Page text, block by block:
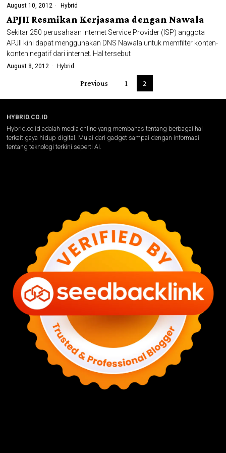
August 10, 2012 Hybrid
APJII Resmikan Kerjasama dengan Nawala
Sekitar 250 perusahaan Internet Service Provider (ISP) anggota
APJII kini dapat menggunakan DNS Nawala untuk memfilter konten-
konten negatif dari internet. Hal tersebut
August 8, 2012 Hybrid
Previous 1 2
HYBRID.CO.ID
Hybrid.co.id adalah media online yang membahas tentang berbagai hal
terkait gaya hidup digital. Mulai dari gadget sampai dengan informasi
tentang teknologi terkini seperti AI.